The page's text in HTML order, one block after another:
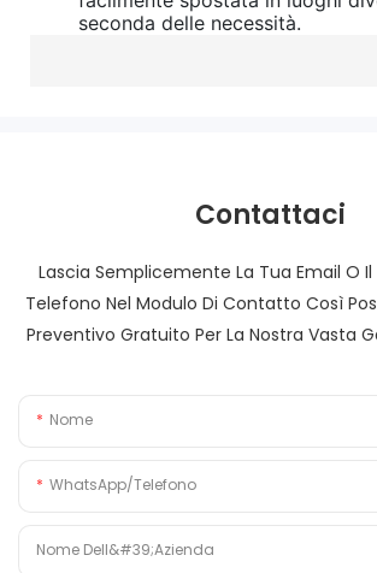
seconda delle necessità.
Contattaci
Lascia Semplicemente La Tua Email O
Telefono Nel Modulo Di Contatto Così
Preventivo Gratuito Per La Nostra Vasta
Nome
WhatsApp/Telefono
Nome Dell&#39;azienda